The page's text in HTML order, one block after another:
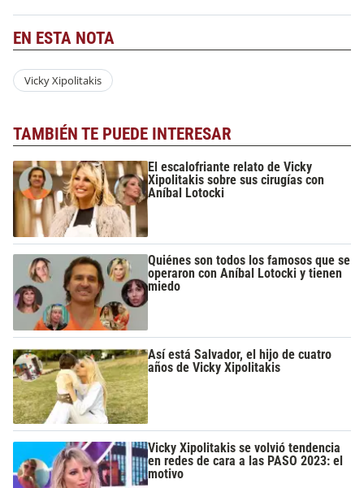
EN ESTA NOTA
Vicky Xipolitakis
TAMBIÉN TE PUEDE INTERESAR
El escalofriante relato de Vicky
Xipolitakis sobre sus cirugías con
Aníbal Lotocki
Quiénes son todos los famosos que se
operaron con Aníbal Lotocki y tienen
miedo
Así está Salvador, el hijo de cuatro
años de Vicky Xipolitakis
Vicky Xipolitakis se volvió tendencia
en redes de cara a las PASO 2023: el
motivo